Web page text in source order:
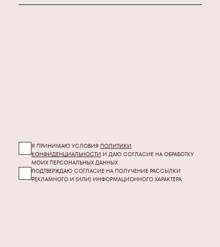
Я ПРИНИМАЮ УСЛОВИЯ ПОЛИТИКИ
КОНФИДЕНЦИАЛЬНОСТИ И ДАЮ СОГЛАСИЕ НА ОБРАБОТКУ
МОИХ ПЕРСОНАЛЬНЫХ ДАННЫХ
ПОДТВЕРЖДАЮ СОГЛАСИЕ НА ПОЛУЧЕНИЕ РАССЫЛКИ
РЕКЛАМНОГО И (ИЛИ) ИНФОРМАЦИОННОГО ХАРАКТЕРА